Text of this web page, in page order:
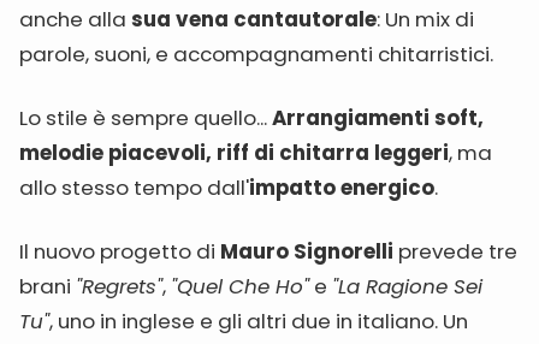
anche alla sua vena cantautorale: Un mix di
parole, suoni, e accompagnamenti chitarristici.
Lo stile è sempre quello...Arrangiamenti soft,
melodie piacevoli, riff di chitarra leggeri, ma
allo stesso tempo dall'impatto energico.
Il nuovo progetto di Mauro Signorelli prevede tre
brani "Regrets", "Quel Che Ho"e "La Ragione Sei
Tu", uno in inglese e gli altri due in italiano. Un